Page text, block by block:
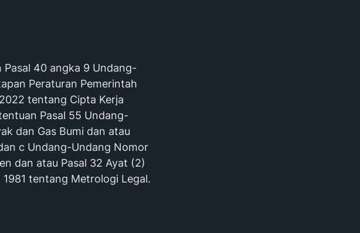
40 angka 9 Undang-
Peraturan Pemerintah
tentang Cipta Kerja
Pasal 55 Undang-
dan Gas Bumi dan atau
c Undang-Undang Nomor
dan atau Pasal 32 Ayat (2)
tentang Metrologi Legal.